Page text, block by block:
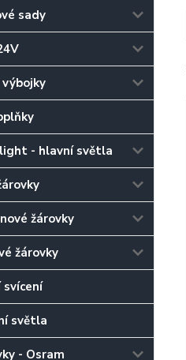
sady
- hlavní světla
žárovky
žárovky
svícení
světla
- Osram